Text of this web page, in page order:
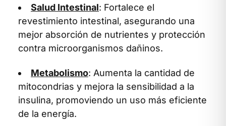
Salud Intestinal: Fortalece el
revestimiento intestinal, asegurando una
mejor absorción de nutrientes y protección
contra microorganismos dañinos.
Metabolismo: Aumenta la cantidad de
mitocondrias y mejora la sensibilidad a la
insulina, promoviendo un uso más eficiente
de la energía.